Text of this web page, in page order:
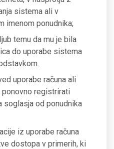
sistema ali v
imenom ponudnika;
temu da mu je bila
do uporabe sistema
uporabe računa ali
registrirati
soglasja od ponudnika
iz uporabe računa
dostopa v primerih, ki